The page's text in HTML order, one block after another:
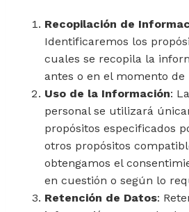
Recopilación de
Identificaremos los
cuales se recopila la
antes o en el momento de
Uso de la Información:
personal se utilizará
propósitos especificados
otros propósitos
obtengamos el
en cuestión o según lo
Retención de Datos: